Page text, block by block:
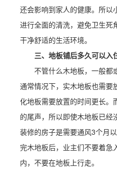
还会影响到家人的健康。所以
进行全面的清洗，避免卫生死
干净舒适的生活环境。
三、地板铺后多久可以入
不管什么木地板，一般都
通常情况下，实木地板也需要
化地板需要放置的时间更长。
的尾声，所以即使木地板已经
装修的房子是需要通风3个月
完木地板后，业主们不要着急
内，不要在地板上行走。